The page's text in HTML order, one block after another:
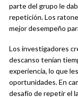
parte del grupo le
repetición. Los
mejor desempeño
Los investigadores
descanso tenían
experiencia, lo que
oportunidades. En
desafío de repetir el